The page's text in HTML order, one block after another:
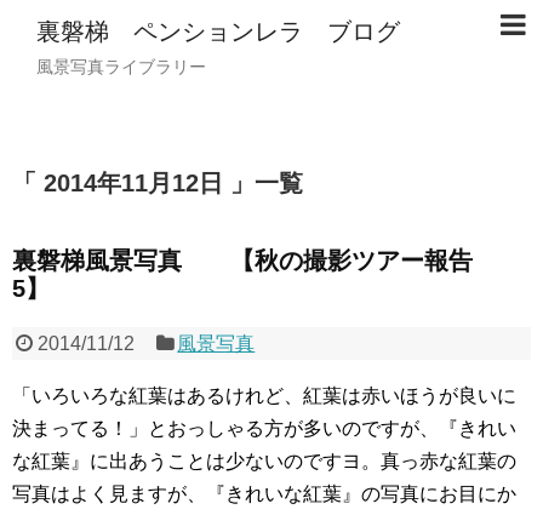
裏磐梯 ペンションレラ ブログ
風景写真ライブラリー
2014年11月12日 一覧
裏磐梯風景写真 【秋の撮影ツアー報告
5】
2014/11/12 風景写真
「いろいろな紅葉はあるけれど、紅葉は赤いほうが良いに
決まってる！」とおっしゃる方が多いのですが、『きれい
な紅葉』に出あうことは少ないのですヨ。真っ赤な紅葉の
写真はよく見ますが、『きれいな紅葉』の写真にお目にか